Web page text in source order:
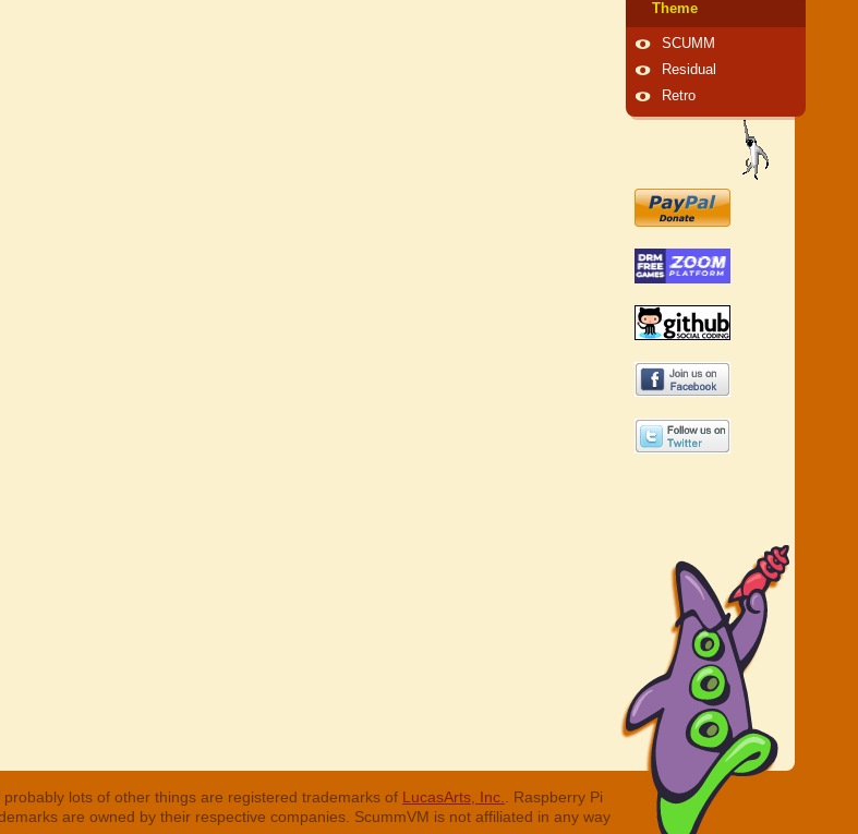
Theme
SCUMM
Residual
Retro
lots of other things are registered trademarks of LucasArts, Inc.
. Raspberry Pi
are owned by their respective companies. ScummVM is not affiliated in any way